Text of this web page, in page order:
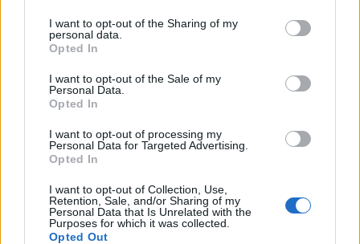
I want to opt-out of the Sharing of my
personal data.
Opted In
I want to opt-out of the Sale of my
Personal Data.
Opted In
I want to opt-out of processing my
Personal Data for Targeted Advertising.
Opted In
I want to opt-out of Collection, Use,
Retention, Sale, and/or Sharing of my
Personal Data that Is Unrelated with the
Purposes for which it was collected.
Opted Out